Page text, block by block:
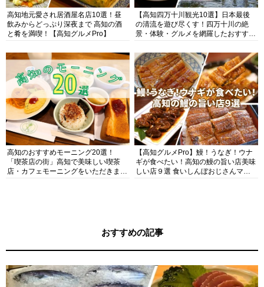
高知地元愛され居酒屋名店10選！昼
飲みからどっぷり深夜まで 高知の酒
と肴を満喫！【高知グルメPro】
【高知四万十川観光10選】日本最後
の清流を遊び尽くす！四万十川の絶
景・体験・グルメを網羅したおすすめ
高知のおすすめモーニング20選！
「喫茶店の街」高知で美味しい喫茶
店・カフェモーニングをいただきま
【高知グルメPro】鰻！うなぎ！ウナ
ギが食べたい！高知の鰻の旨い店美味
しい店９選 食いしんぼおじさんマッ
おすすめの記事